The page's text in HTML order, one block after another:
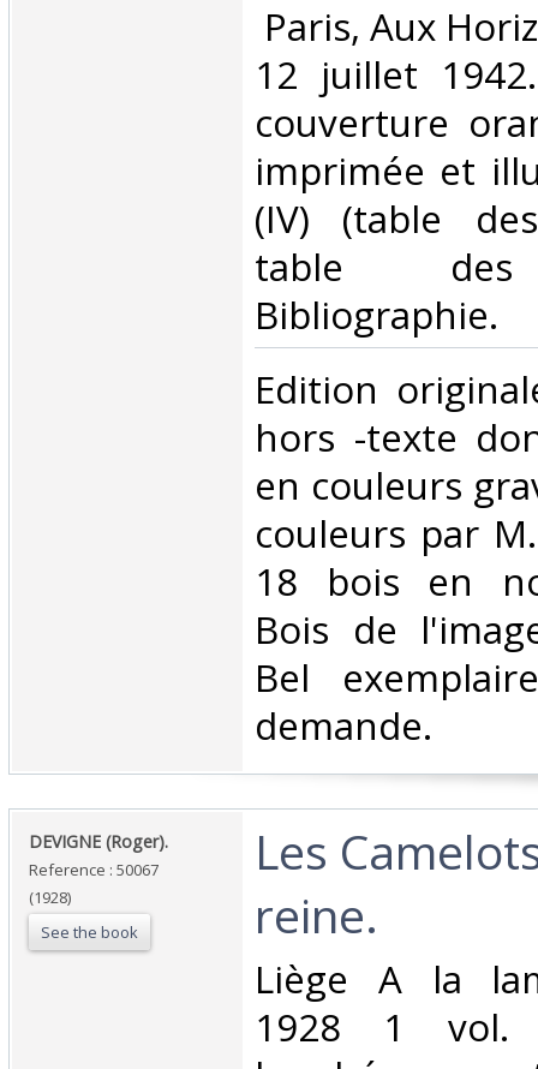
Paris, Aux
12 juillet
couverture
imprimée et
(IV) (table
table des
Bibliographie. ‎
‎Edition
hors -texte
en couleurs
couleurs par
18 bois en
Bois de
Bel
demande.‎
‎DEVIGNE (Roger).‎
Reference : 50067
(1928)
See the book
‎Les
reine.‎
‎Liège A la
1928 1 vol.